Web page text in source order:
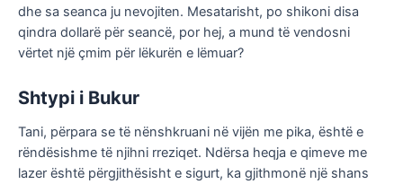
dhe sa seanca ju nevojiten. Mesatarisht, po shikoni disa
qindra dollarë për seancë, por hej, a mund të vendosni
vërtet një çmim për lëkurën e lëmuar?
Shtypi i Bukur
Tani, përpara se të nënshkruani në vijën me pika, është e
rëndësishme të njihni rreziqet. Ndërsa heqja e qimeve me
lazer është përgjithësisht e sigurt, ka gjithmonë një shans